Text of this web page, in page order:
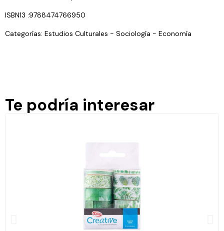
ISBN13 :9788474766950
Categorías: Estudios Culturales - Sociología - Economía
Te podría interesar